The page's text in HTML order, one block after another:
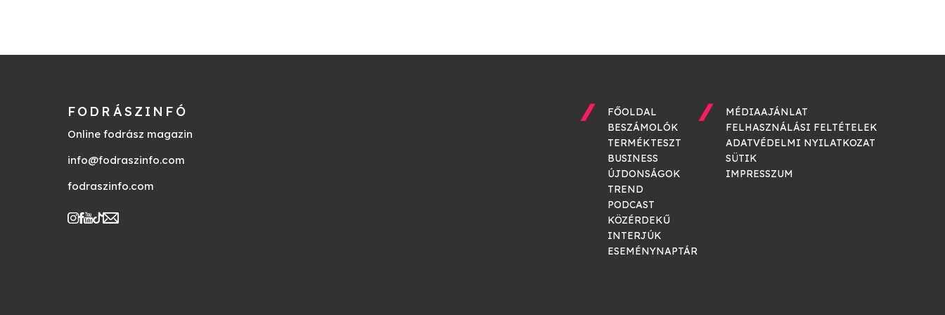
FODRÁSZINFÓ
Online fodrász magazin
info@fodraszinfo.com
fodraszinfo.com
FŐOLDAL
BESZÁMOLÓK
TERMÉKTESZT
BUSINESS
ÚJDONSÁGOK
TREND
PODCAST
KÖZÉRDEKŰ
INTERJÚK
ESEMÉNYNAPTÁR
MÉDIAAJÁNLAT
FELHASZNÁLÁSI FELTÉTELEK
ADATVÉDELMI NYILATKOZAT
SÜTIK
IMPRESSZUM